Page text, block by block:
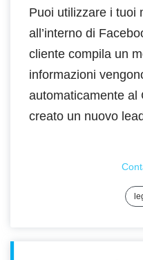
Puoi utilizzare i tuoi
all’interno di
cliente compila un
informazioni
automaticamente al
creato un nuovo